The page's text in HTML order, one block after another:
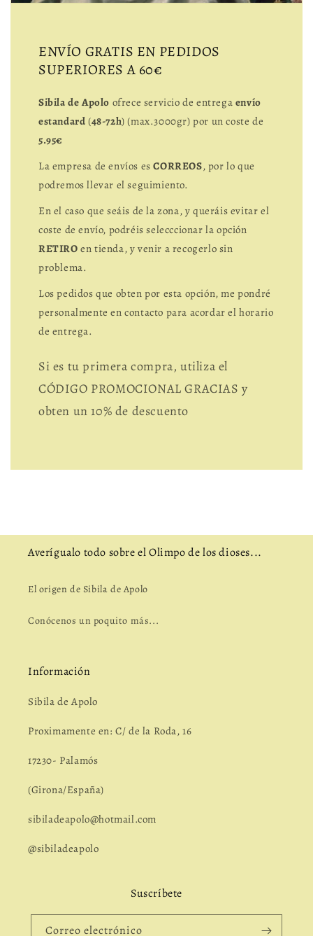
ENVÍO GRATIS EN PEDIDOS
SUPERIORES A 60€
Sibila de Apolo ofrece servicio de entrega envío
estandard (48-72h) (max.3000gr) por un coste de
5.95€
La empresa de envíos esCORREOS, por lo que
podremos llevar el seguimiento.
En el caso que seáis de la zona, y queráis evitar el
coste de envío, podréis selecccionar la opción
RETIROen tienda, y venir a recogerlo sin
problema.
Los pedidos que obten por esta opción, me pondré
personalmente en contacto para acordar el horario
de entrega.
Si es tu primera compra, utiliza el
CÓDIGO PROMOCIONAL GRACIAS y
obten un 10% de descuento
Averígualo todo sobre el Olimpo de los dioses...
El origen de Sibila de Apolo
Conócenos un poquito más...
Información
Sibila de Apolo
Proximamente en: C/ de la Roda, 16
17230- Palamós
(Girona/España)
sibiladeapolo@hotmail.com
@sibiladeapolo
Suscríbete
Correo electrónico